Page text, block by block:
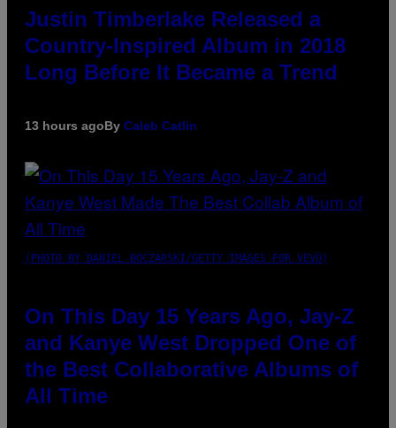
Justin Timberlake Released a
Country-Inspired Album in 2018
Long Before It Became a Trend
13 hours agoBy Caleb Catlin
(PHOTO BY DANIEL BOCZARSKI/GETTY IMAGES FOR VEVO)
On This Day 15 Years Ago, Jay-Z
and Kanye West Dropped One of
the Best Collaborative Albums of
All Time